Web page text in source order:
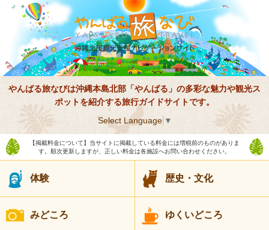
やんばる旅なびは沖縄本島北部「やんばる」の多彩な魅力や観光ス
ポットを紹介する旅行ガイドサイトです。
Select Language ▼
【掲載料金について】当サイトに掲載している料金には増税前のものがありま
す。順次更新しますが、正しい料金は各施設へお問い合わせください。
体験 歴史・文化
みどころ ゆくいどころ